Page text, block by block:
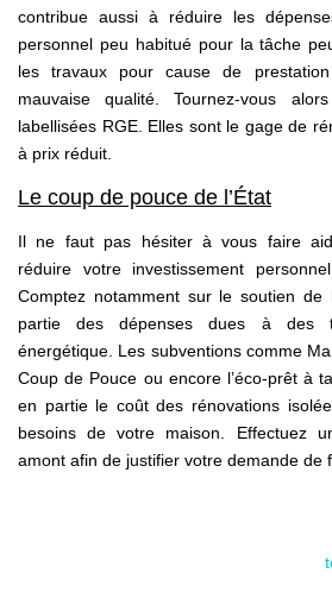
contribue aussi à réduire les
personnel peu habitué pour la tâche
les travaux pour cause de
mauvaise qualité. Tournez-vous
labellisées RGE. Elles sont le gage de
à prix réduit.
Le coup de pouce de l’État
Il ne faut pas hésiter à vous faire
réduire votre investissement
Comptez notamment sur le soutien de
partie des dépenses dues à des
énergétique. Les subventions comme
Coup de Pouce ou encore l’éco-prêt à
en partie le coût des rénovations
besoins de votre maison. Effectuez
amont afin de justifier votre demande de